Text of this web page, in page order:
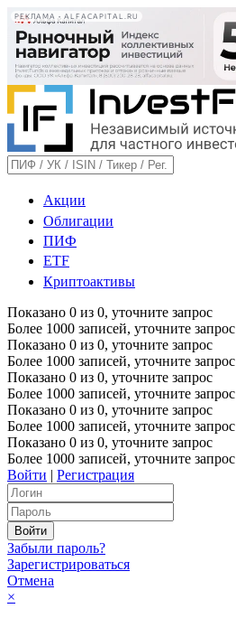
РЕКЛАМА • ALFACAPITAL.RU
Акции
Облигации
ПИФ
ETF
Криптоактивы
Показано 0 из 0, уточните запрос
Более 1000 записей, уточните запрос
Показано 0 из 0, уточните запрос
Более 1000 записей, уточните запрос
Показано 0 из 0, уточните запрос
Более 1000 записей, уточните запрос
Показано 0 из 0, уточните запрос
Более 1000 записей, уточните запрос
Показано 0 из 0, уточните запрос
Более 1000 записей, уточните запрос
Войти | Регистрация
Забыли пароль?
Зарегистрироваться
Отмена
×